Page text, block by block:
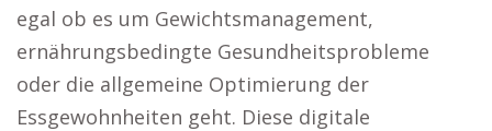
egal ob es um Gewichtsmanagement,
ernährungsbedingte Gesundheitsprobleme
oder die allgemeine Optimierung der
Essgewohnheiten geht. Diese digitale